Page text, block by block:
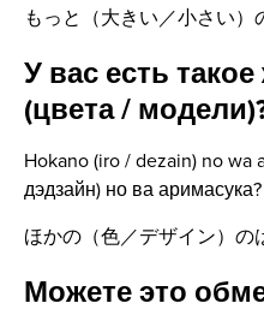
もっと（大きい／小さい）
У вас есть
(цвета /
Hokano (iro / dezain) no wa
дэдзайн) но ва аримасука?
ほかの（色／デザイン）の
Можете это